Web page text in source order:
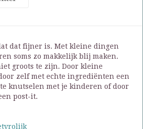
dat fijner is. Met kleine dingen
soms zo makkelijk blij maken.
groots te zijn. Door kleine
zelf met echte ingrediënten een
knutselen met je kinderen of door
post-it.